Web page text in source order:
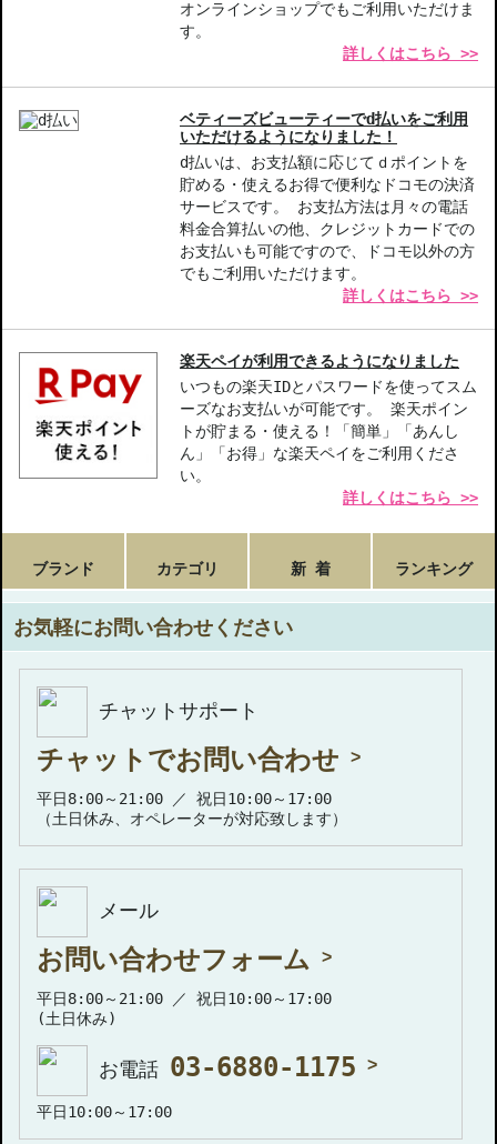
オンラインショップでもご利用いただけま
す。
詳しくはこちら >>
ベティーズビューティーでd払いをご利用
いただけるようになりました！
d払いは、お支払額に応じてｄポイントを
貯める・使えるお得で便利なドコモの決済
サービスです。 お支払方法は月々の電話
料金合算払いの他、クレジットカードでの
お支払いも可能ですので、ドコモ以外の方
でもご利用いただけます。
詳しくはこちら >>
楽天ペイが利用できるようになりました
いつもの楽天IDとパスワードを使ってスム
ーズなお支払いが可能です。 楽天ポイン
トが貯まる・使える！「簡単」「あんし
ん」「お得」な楽天ペイをご利用くださ
い。
詳しくはこちら >>
ブランド カテゴリ 新 着 ランキング
お気軽にお問い合わせください
チャットサポート
チャットでお問い合わせ
平日8:00～21:00 ／ 祝日10:00～17:00
（土日休み、オペレーターが対応致します）
メール
お問い合わせフォーム
平日8:00～21:00 ／ 祝日10:00～17:00
(土日休み)
お電話 03-6880-1175
平日10:00～17:00